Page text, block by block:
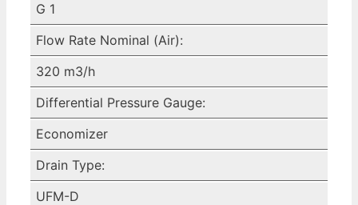
G 1
Flow Rate Nominal (Air):
320 m3/h
Differential Pressure Gauge:
Economizer
Drain Type:
UFM-D